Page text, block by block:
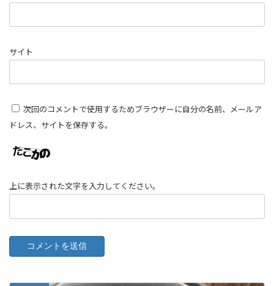
サイト
次回のコメントで使用するためブラウザーに自分の名前、メールア
ドレス、サイトを保存する。
上に表示された文字を入力してください。